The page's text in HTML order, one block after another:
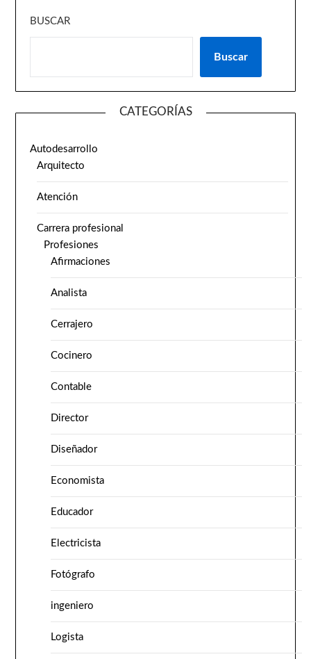
BUSCAR
Buscar
CATEGORÍAS
Autodesarrollo
Arquitecto
Atención
Carrera profesional
Profesiones
Afirmaciones
Analista
Cerrajero
Cocinero
Contable
Director
Diseñador
Economista
Educador
Electricista
Fotógrafo
ingeniero
Logista